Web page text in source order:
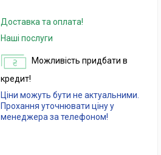
Доставка та оплата!
Наші послуги
Можливість придбати в
кредит!
Ціни можуть бути не актуальними.
Прохання уточнювати ціну у
менеджера за телефоном!